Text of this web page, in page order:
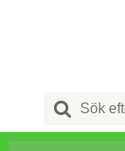
Search
for: